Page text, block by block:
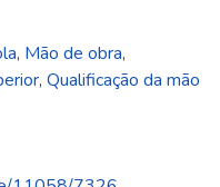
, Mão de obra,
, Qualificação da mão